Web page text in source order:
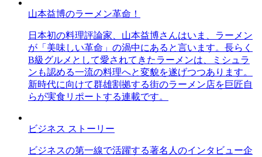
山本益博のラーメン革命！
日本初の料理評論家、山本益博さんはいま、ラーメン
が「美味しい革命」の渦中にあると言います。長らく
B級グルメとして愛されてきたラーメンは、ミシュラ
ンも認める一流の料理へと変貌を遂げつつあります。
新時代に向けて群雄割拠する街のラーメン店を巨匠自
らが実食リポートする連載です。
ビジネス ストーリー
ビジネスの第一線で活躍する著名人のインタビュー企